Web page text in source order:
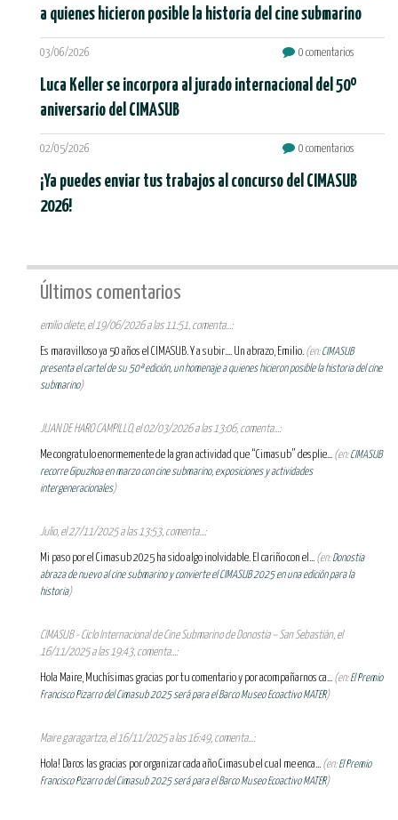
a quienes hicieron posible la historia del cine submarino
03/06/2026 0 comentarios
Luca Keller se incorpora al jurado internacional del 50º
aniversario del CIMASUB
02/05/2026 0 comentarios
¡Ya puedes enviar tus trabajos al concurso del CIMASUB
2026!
Últimos comentarios
emilio oliete, el 19/06/2026 a las 11:51, comenta...:
Es maravilloso ya 50 años el CIMASUB. Y a subir.... Un abrazo, Emilio. (en:CIMASUB
presenta el cartel de su 50ª edición, un homenaje a quienes hicieron posible la historia del cine
submarino)
JUAN DE HARO CAMPILLO, el 02/03/2026 a las 13:06, comenta...:
Me congratulo enormemente de la gran actividad que “Cimasub” desplie... (en:CIMASUB
recorre Gipuzkoa en marzo con cine submarino, exposiciones y actividades
intergeneracionales)
Julio, el 27/11/2025 a las 13:53, comenta...:
Mi paso por el Cimasub 2025 ha sido algo inolvidable. El cariño con el... (en:Donostia
abraza de nuevo al cine submarino y convierte el CIMASUB 2025 en una edición para la
historia)
CIMASUB - Ciclo Internacional de Cine Submarino de Donostia – San Sebastián, el
16/11/2025 a las 19:43, comenta...:
Hola Maire, Muchísimas gracias por tu comentario y por acompañarnos ca... (en:El Premio
Francisco Pizarro del Cimasub 2025 será para el Barco Museo Ecoactivo MATER)
Maire garagartza, el 16/11/2025 a las 16:49, comenta...:
Hola! Daros las gracias por organizar cada año Cimasub el cual me enca... (en:El Premio
Francisco Pizarro del Cimasub 2025 será para el Barco Museo Ecoactivo MATER)